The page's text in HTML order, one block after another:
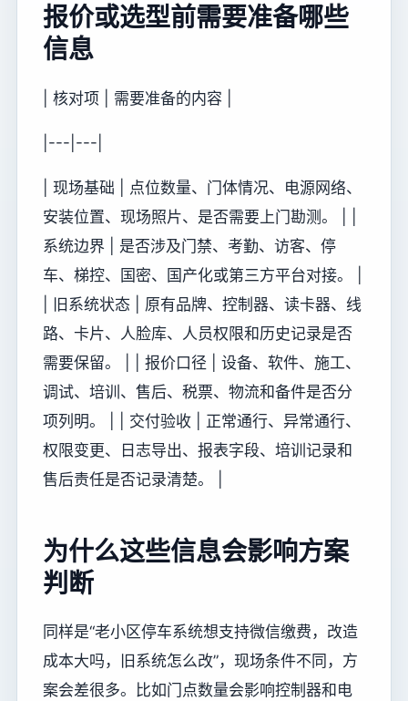
报价或选型前需要准备哪些
信息
| 核对项 | 需要准备的内容 |
|---|---|
| 现场基础 | 点位数量、门体情况、电源网络、
安装位置、现场照片、是否需要上门勘测。 | |
系统边界 | 是否涉及门禁、考勤、访客、停
车、梯控、国密、国产化或第三方平台对接。 |
| 旧系统状态 | 原有品牌、控制器、读卡器、线
路、卡片、人脸库、人员权限和历史记录是否
需要保留。 | | 报价口径 | 设备、软件、施工、
调试、培训、售后、税票、物流和备件是否分
项列明。 | | 交付验收 | 正常通行、异常通行、
权限变更、日志导出、报表字段、培训记录和
售后责任是否记录清楚。 |
为什么这些信息会影响方案
判断
同样是“老小区停车系统想支持微信缴费，改造
成本大吗，旧系统怎么改”，现场条件不同，方
案会差很多。比如门点数量会影响控制器和电